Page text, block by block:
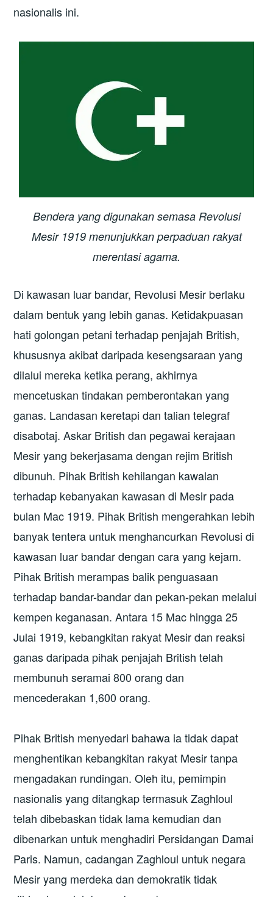
nasionalis ini.
Bendera yang digunakan semasa Revolusi
Mesir 1919 menunjukkan perpaduan rakyat
merentasi agama.
Di kawasan luar bandar, Revolusi Mesir berlaku
dalam bentuk yang lebih ganas. Ketidakpuasan
hati golongan petani terhadap penjajah British,
khususnya akibat daripada kesengsaraan yang
dilalui mereka ketika perang, akhirnya
mencetuskan tindakan pemberontakan yang
ganas. Landasan keretapi dan talian telegraf
disabotaj. Askar British dan pegawai kerajaan
Mesir yang bekerjasama dengan rejim British
dibunuh. Pihak British kehilangan kawalan
terhadap kebanyakan kawasan di Mesir pada
bulan Mac 1919. Pihak British mengerahkan lebih
banyak tentera untuk menghancurkan Revolusi di
kawasan luar bandar dengan cara yang kejam.
Pihak British merampas balik penguasaan
terhadap bandar-bandar dan pekan-pekan melalui
kempen keganasan. Antara 15 Mac hingga 25
Julai 1919, kebangkitan rakyat Mesir dan reaksi
ganas daripada pihak penjajah British telah
membunuh seramai 800 orang dan
mencederakan 1,600 orang.
Pihak British menyedari bahawa ia tidak dapat
menghentikan kebangkitan rakyat Mesir tanpa
mengadakan rundingan. Oleh itu, pemimpin
nasionalis yang ditangkap termasuk Zaghloul
telah dibebaskan tidak lama kemudian dan
dibenarkan untuk menghadiri Persidangan Damai
Paris. Namun, cadangan Zaghloul untuk negara
Mesir yang merdeka dan demokratik tidak